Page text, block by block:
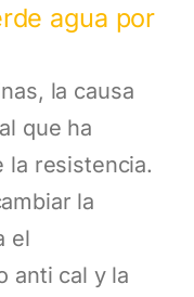
agua por
la causa
que ha
la resistencia.
la
el
anti cal y la